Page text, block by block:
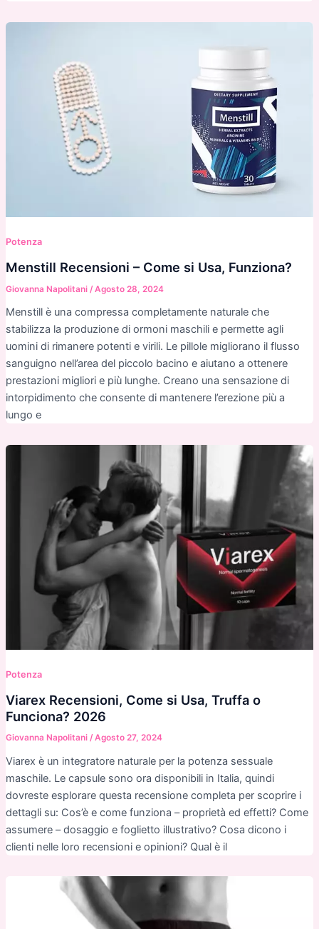
Potenza
Menstill Recensioni – Come si Usa, Funziona?
Giovanna Napolitani /Agosto 28, 2024
Menstill è una compressa completamente naturale che
stabilizza la produzione di ormoni maschili e permette agli
uomini di rimanere potenti e virili. Le pillole migliorano il flusso
sanguigno nell’area del piccolo bacino e aiutano a ottenere
prestazioni migliori e più lunghe. Creano una sensazione di
intorpidimento che consente di mantenere l’erezione più a
lungo e
Potenza
Viarex Recensioni, Come si Usa, Truffa o
Funciona? 2026
Giovanna Napolitani /Agosto 27, 2024
Viarex è un integratore naturale per la potenza sessuale
maschile. Le capsule sono ora disponibili in Italia, quindi
dovreste esplorare questa recensione completa per scoprire i
dettagli su: Cos’è e come funziona – proprietà ed effetti? Come
assumere – dosaggio e foglietto illustrativo? Cosa dicono i
clienti nelle loro recensioni e opinioni? Qual è il